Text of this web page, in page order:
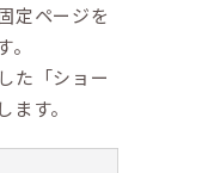
定ページを
た「ショー
す。